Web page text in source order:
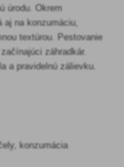
úrodu. Okrem
aj na konzumáciu,
textúrou. Pestovanie
záhradkár.
a pravidelnú zálievku.
konzumácia